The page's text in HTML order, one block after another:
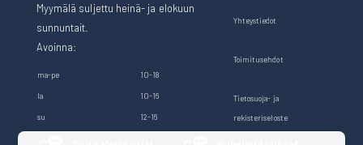
Myymälä suljettu heinä- ja elokuun
sunnuntait.
Avoinna:
ma-pe 10-18
la 10-16
su 12-16
Yhteystiedot
Toimitusehdot
Tietosuoja- ja
rekisteriseloste